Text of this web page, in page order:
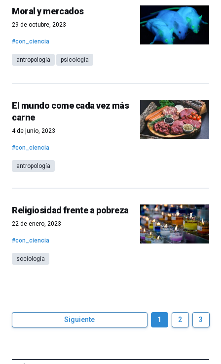
Moral y mercados
29 de octubre, 2023
#con_ciencia
antropología psicología
El mundo come cada vez más
carne
4 de junio, 2023
#con_ciencia
antropología
Religiosidad frente a pobreza
22 de enero, 2023
#con_ciencia
sociología
Siguiente 1 2 3